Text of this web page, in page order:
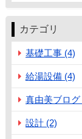
カテゴリ
基礎工事 (4)
給湯設備 (4)
真由美ブログ
設計 (2)